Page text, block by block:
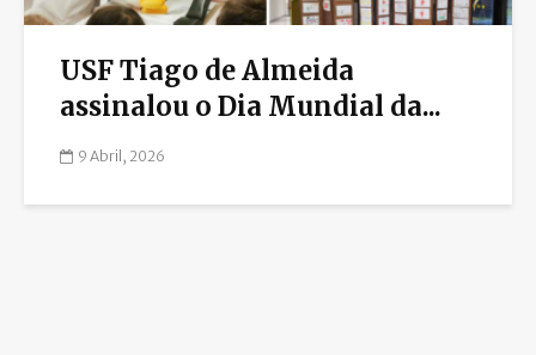
USF Tiago de Almeida
assinalou o Dia Mundial da...
9 Abril, 2026